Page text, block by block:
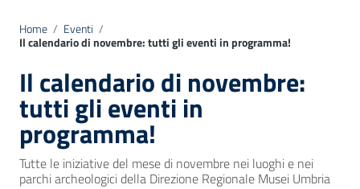
Home / Eventi /
Il calendario di novembre: tutti gli eventi in programma!
Il calendario di novembre:
tutti gli eventi in
programma!
Tutte le iniziative del mese di novembre nei luoghi e nei
parchi archeologici della Direzione Regionale Musei Umbria